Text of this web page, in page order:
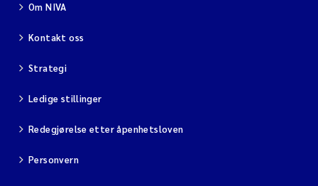
Om NIVA
Kontakt oss
Strategi
Ledige stillinger
Redegjørelse etter åpenhetsloven
Personvern